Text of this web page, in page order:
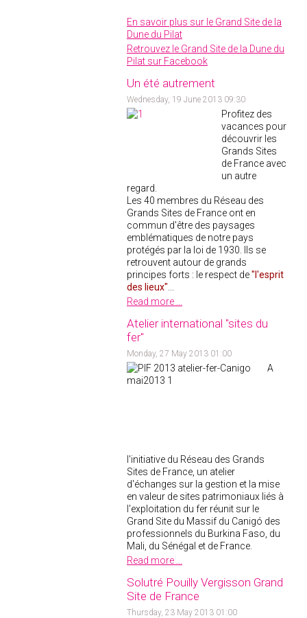
En savoir plus sur le Grand Site de la
Dune du Pilat
Retrouvez le Grand Site de la Dune du
Pilat sur Facebook
Un été autrement
Wednesday, 19 June 2013 09:30
Profitez des
vacances pour
découvrir les
Grands Sites
de France avec
un autre
regard.
Les 40 membres du Réseau des
Grands Sites de France ont en
commun d'être des paysages
emblématiques de notre pays
protégés par la loi de 1930. Ils se
retrouvent autour de grands
principes forts : le respect de"l'esprit
des lieux"
Read more ...
Atelier international "sites du
fer"
Monday, 27 May 2013 01:00
A
l'initiative du Réseau des Grands
Sites de France, un atelier
d'échanges sur la gestion et la mise
en valeur de sites patrimoniaux liés à
l'exploitation du fer réunit sur le
Grand Site du Massif du Canigó des
professionnels du Burkina Faso, du
Mali, du Sénégal et de France.
Read more ...
Solutré Pouilly Vergisson Grand
Site de France
Thursday, 23 May 2013 01:00